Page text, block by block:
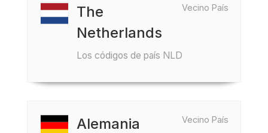
Vecino País
The
Netherlands
Los códigos de país NLD
Vecino País
Alemania